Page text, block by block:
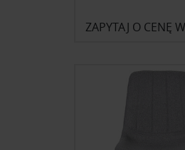
ZAPYTAJ O CENĘ